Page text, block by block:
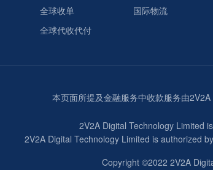
全球收单
全球代收代付
国际物流
本页面所提及金融服务中收款服务由
2V2A Digital Technology Limited
2V2A Digital Technology Limited is authorized
Copyright ©2022 2V2A